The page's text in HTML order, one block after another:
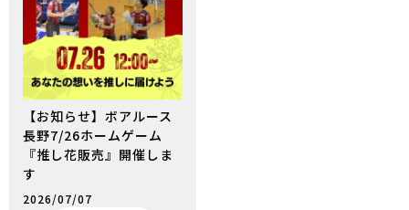
【お知らせ】ボアルース
長野7/26ホームゲーム
『推し花販売』開催しま
す
2026/07/07